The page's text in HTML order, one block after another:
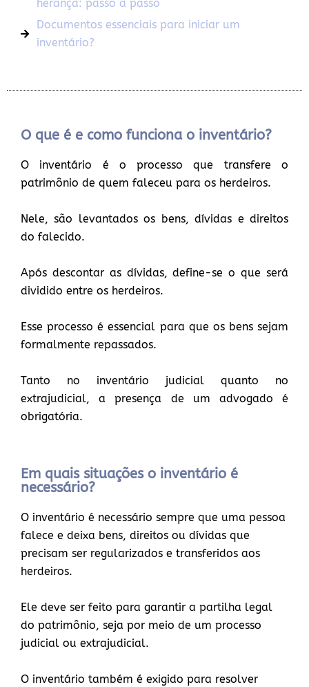
herança: passo a passo
Documentos essenciais para iniciar um
inventário?
O que é e como funciona o inventário?
O inventário é o processo que transfere o
patrimônio de quem faleceu para os herdeiros.
Nele, são levantados os bens, dívidas e direitos
do falecido.
Após descontar as dívidas, define-se o que será
dividido entre os herdeiros.
Esse processo é essencial para que os bens sejam
formalmente repassados.
Tanto no inventário judicial quanto no
extrajudicial, a presença de um advogado é
obrigatória.
Em quais situações o inventário é
necessário?
O inventário é necessário sempre que uma pessoa
falece e deixa bens, direitos ou dívidas que
precisam ser regularizados e transferidos aos
herdeiros.
Ele deve ser feito para garantir a partilha legal
do patrimônio, seja por meio de um processo
judicial ou extrajudicial.
O inventário também é exigido para resolver